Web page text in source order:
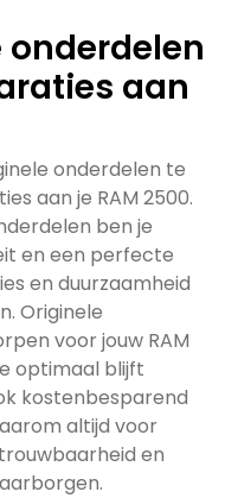
aan
onderdelen te
aan je RAM 2500.
ben je
en een perfecte
en duurzaamheid
Originele
voor jouw RAM
optimaal blijft
kostenbesparend
altijd voor
en